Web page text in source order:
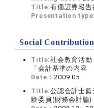
Title:有価証券報告
Presentation
Social Contribution
Title:社会教育活動
「会計基準の内容
Date：2009.05
Title:公認会計士監
験委員(財務会計論)